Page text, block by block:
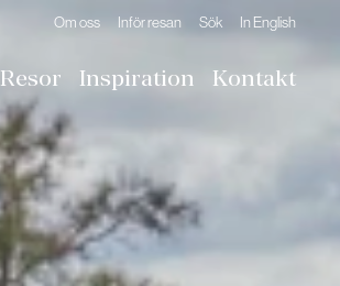
Om oss Inför resan Sök In English
Resor Inspiration Kontakt